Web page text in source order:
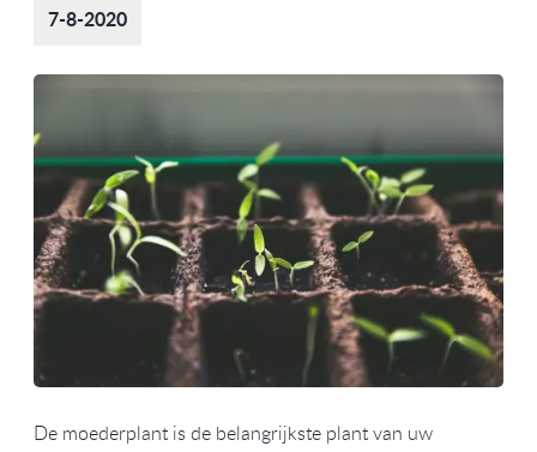
7-8-2020
De moederplant is de belangrijkste plant van uw